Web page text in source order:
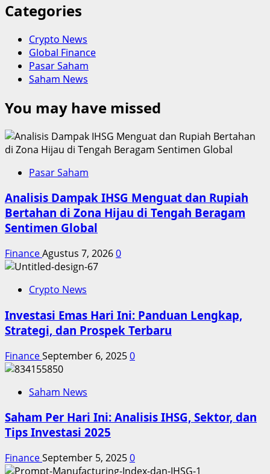
Categories
Crypto News
Global Finance
Pasar Saham
Saham News
You may have missed
Pasar Saham
Analisis Dampak IHSG Menguat dan Rupiah
Bertahan di Zona Hijau di Tengah Beragam
Sentimen Global
FinanceAgustus 7, 20260
Crypto News
Investasi Emas Hari Ini: Panduan Lengkap,
Strategi, dan Prospek Terbaru
FinanceSeptember 6, 20250
Saham News
Saham Per Hari Ini: Analisis IHSG, Sektor, dan
Tips Investasi 2025
FinanceSeptember 5, 20250